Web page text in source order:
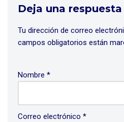
Deja una respuesta
Tu dirección de correo
campos obligatorios están
Nombre *
Correo electrónico *